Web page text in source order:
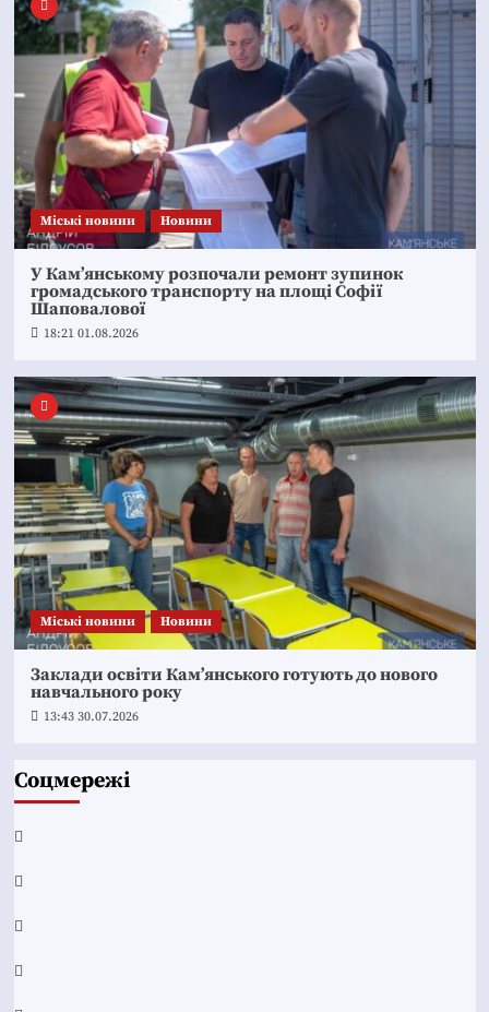
Mіські новини Новини
У Кам’янському розпочали ремонт зупинок
громадського транспорту на площі Софії
Шаповалової
18:21 01.08.2026
Mіські новини Новини
Заклади освіти Кам’янського готують до нового
навчального року
13:43 30.07.2026
Соцмережі
Facebook
YouTube
Telegram
Instagram